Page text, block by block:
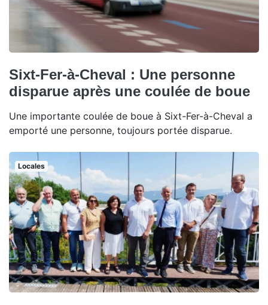
Sixt-Fer-à-Cheval : Une personne
disparue après une coulée de boue
Une importante coulée de boue à Sixt-Fer-à-Cheval a
emporté une personne, toujours portée disparue.
Locales